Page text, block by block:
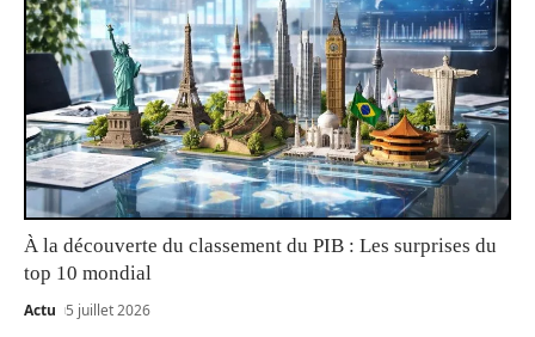
À la découverte du classement du PIB : Les surprises du
top 10 mondial
Actu 5 juillet 2026